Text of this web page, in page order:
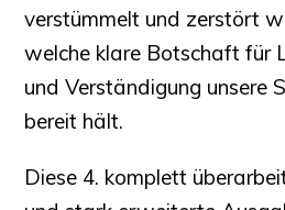
verstümmelt und zerstört
welche klare Botschaft für
und Verständigung unsere
bereit hält.
Diese 4. komplett